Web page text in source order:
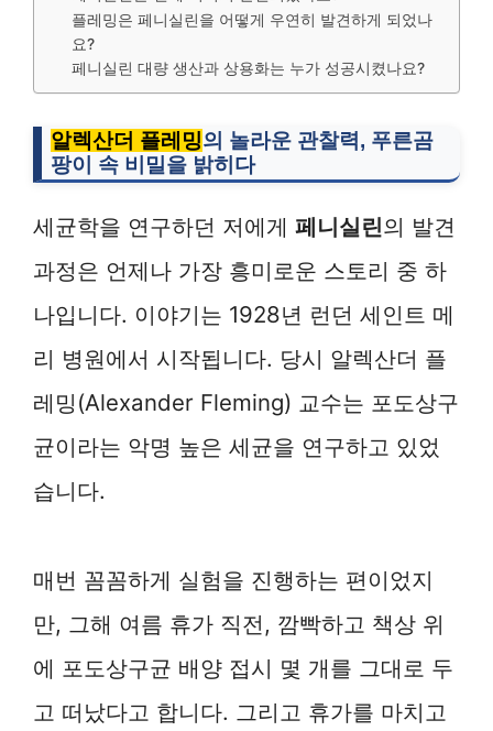
플레밍은 페니실린을 어떻게 우연히 발견하게 되었나
요?
페니실린 대량 생산과 상용화는 누가 성공시켰나요?
알렉산더 플레밍의 놀라운 관찰력, 푸른곰
팡이 속 비밀을 밝히다
세균학을 연구하던 저에게 페니실린의 발견
과정은 언제나 가장 흥미로운 스토리 중 하
나입니다. 이야기는 1928년 런던 세인트 메
리 병원에서 시작됩니다. 당시 알렉산더 플
레밍(Alexander Fleming) 교수는 포도상구
균이라는 악명 높은 세균을 연구하고 있었
습니다.
매번 꼼꼼하게 실험을 진행하는 편이었지
만, 그해 여름 휴가 직전, 깜빡하고 책상 위
에 포도상구균 배양 접시 몇 개를 그대로 두
고 떠났다고 합니다. 그리고 휴가를 마치고